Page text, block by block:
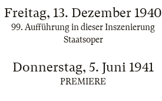
Freitag, 13. Dezember 1940
99. Aufführung in dieser Inszenierung
Staatsoper
Donnerstag, 5. Juni 1941
PREMIERE